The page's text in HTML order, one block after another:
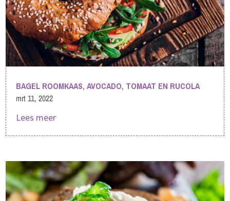
BAGEL ROOMKAAS, AVOCADO, TOMAAT EN RUCOLA
mrt 11, 2022
Lees meer